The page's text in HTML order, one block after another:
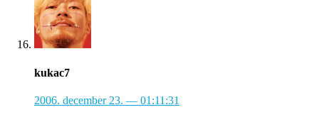
kukac7
2006. december 23. — 01:11:31